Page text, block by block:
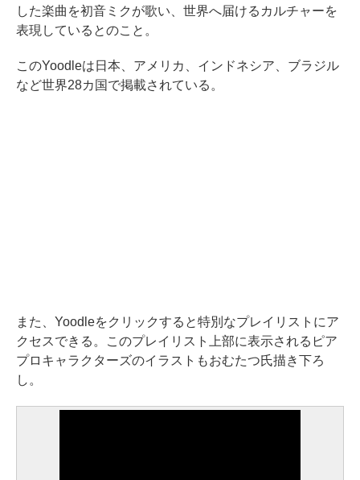
した楽曲を初音ミクが歌い、世界へ届けるカルチャーを
表現しているとのこと。
このYoodleは日本、アメリカ、インドネシア、ブラジル
など世界28カ国で掲載されている。
また、Yoodleをクリックすると特別なプレイリストにア
クセスできる。このプレイリスト上部に表示されるピア
プロキャラクターズのイラストもおむたつ氏描き下ろ
し。